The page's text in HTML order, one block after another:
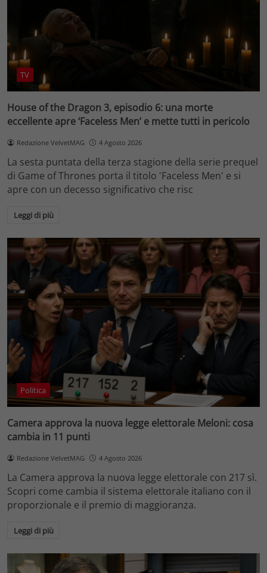
TV
House of the Dragon 3, episodio 6: una morte
eccellente apre ‘Faceless Men’ e mette tutti in pericolo
Redazione VelvetMAG 4 Agosto 2026
La sesta puntata della terza stagione della serie prequel
di Game of Thrones porta il titolo 'Faceless Men' e si
apre con un decesso significativo che risc
Leggi di più
Politica
Camera approva la nuova legge elettorale Meloni: cosa
cambia in 11 punti
Redazione VelvetMAG 4 Agosto 2026
La Camera approva la nuova legge elettorale con 217 sì.
Scopri come cambia il sistema elettorale italiano con il
proporzionale e il premio di maggioranza.
Leggi di più